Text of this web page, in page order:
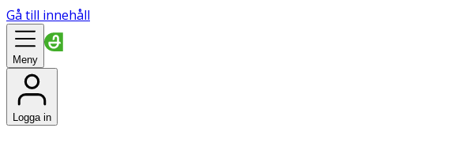
Gå till innehåll
Meny
Logga in